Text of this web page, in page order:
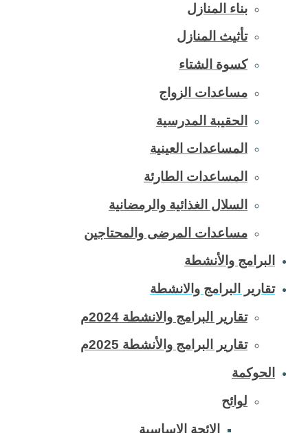
بناء المنازل
تأثيث المنازل
كسوة الشتاء
مساعدات الزواج
الحقيبة المدرسية
المساعدات العينية
المساعدات الطارئة
السلال الغذائية والرمضانية
مساعدات المرضى والمحتاجين
البرامج والأنشطة
تقارير البرامج والانشطة
تقارير البرامج والانشطة 2024م
تقارير البرامج والأنشطة 2025م
الحوكمة
لوائح
الائحة الاساسية